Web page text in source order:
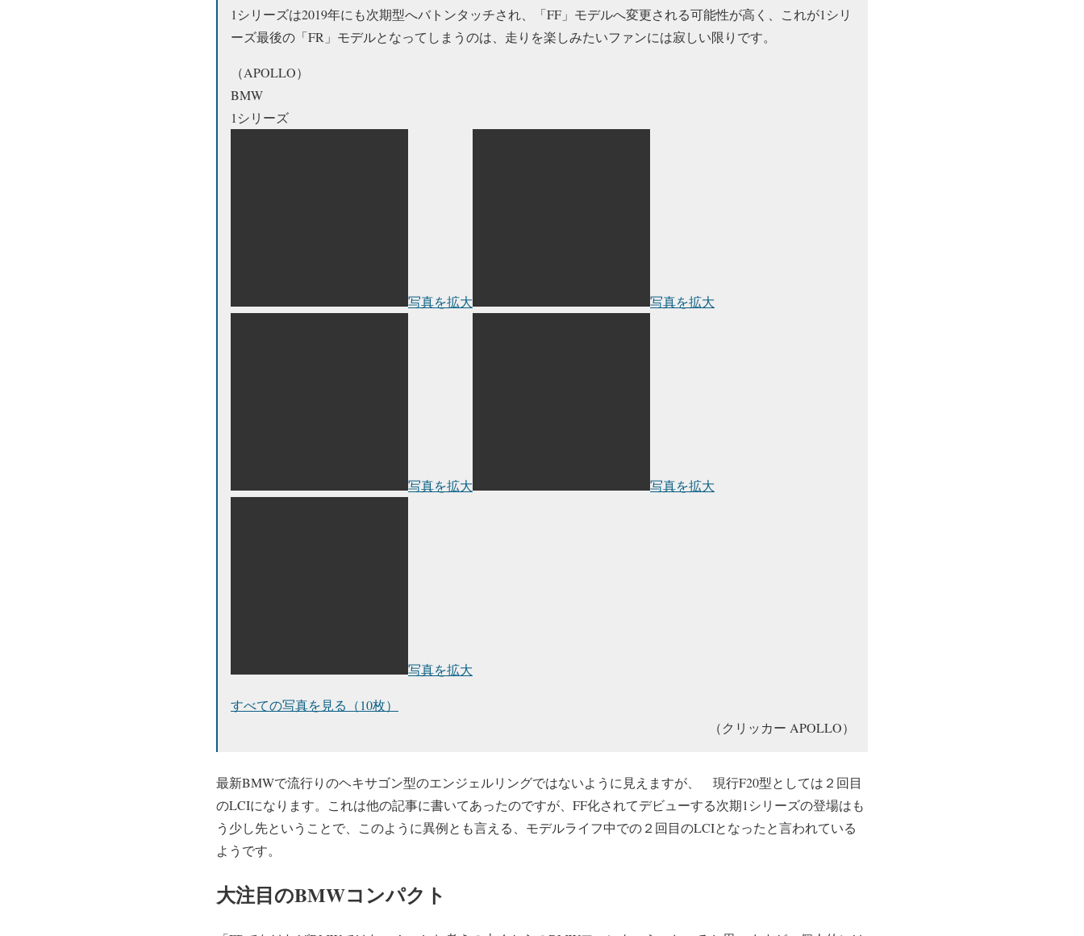
1シリーズは2019年にも次期型へバトンタッチされ、「FF」モデルへ変更される可能性が高く、これが1シリ
ーズ最後の「FR」モデルとなってしまうのは、走りを楽しみたいファンには寂しい限りです。
（APOLLO）
BMW
1シリーズ
写真を拡大 写真を拡大
写真を拡大 写真を拡大
写真を拡大
すべての写真を見る（10枚）
（クリッカー APOLLO）
最新BMWで流行りのヘキサゴン型のエンジェルリングではないように見えますが、 現行F20型としては２回目
のLCIになります。これは他の記事に書いてあったのですが、FF化されてデビューする次期1シリーズの登場はも
う少し先ということで、このように異例とも言える、モデルライフ中での２回目のLCIとなったと言われている
ようです。
大注目のBMWコンパクト